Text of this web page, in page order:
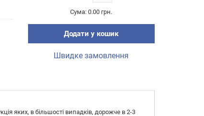
Сума: 0.00 грн.
Додати у кошик
Швидке замовлення
яких, в більшості випадків, дорожче в 2-3